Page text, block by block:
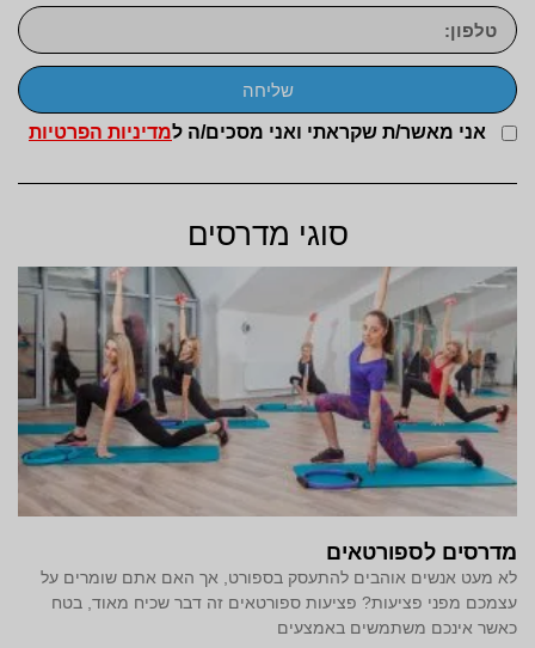
אני מאשר/ת שקראתי ואני מסכים/ה למדיניות הפרטיות
שליחה
סוגי מדרסים
מדרסים לספורטאים
לא מעט אנשים אוהבים להתעסק בספורט, אך האם אתם שומרים על
עצמכם מפני פציעות? פציעות ספורטאים זה דבר שכיח מאוד, בטח
כאשר אינכם משתמשים באמצעים